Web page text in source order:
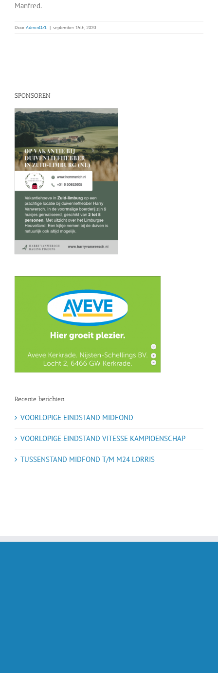
Manfred.
DoorAdminOZL | september 15th, 2020
SPONSOREN
Recente berichten
VOORLOPIGE EINDSTAND MIDFOND
VOORLOPIGE EINDSTAND VITESSE KAMPIOENSCHAP
TUSSENSTAND MIDFOND T/M M24 LORRIS